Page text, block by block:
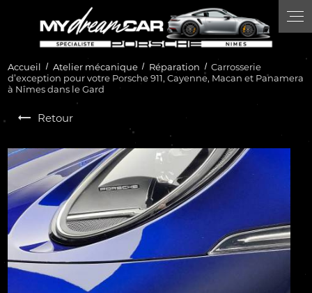
Accueil Atelier mécanique Réparation
Carrosserie
d’exception pour votre Porsche 911, Cayenne, Macan et Panamera
à Nîmes dans le Gard
Retour
Panneau de gestion des cookies